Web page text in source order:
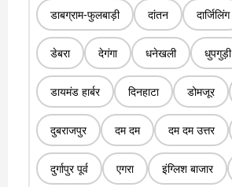
डाबग्राम-फुलबाड़ी दांतन दार्जिलिंग
डेबरा देगंगा धनेखली धुपगुड़ी
डायमंड हार्बर दिनहाटा डोमजूर
दुबराजपुर दम दम दम दम उत्तर
दुर्गापुर पूर्व एगरा इंग्लिश बाजार